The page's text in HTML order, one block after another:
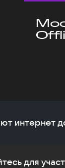
интернет
для